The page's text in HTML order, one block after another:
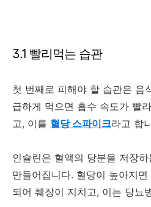
3.1 빨리먹는 습관
첫 번째로 피해야 할 습관은 음
급하게 먹으면 흡수 속도가 빨
고, 이를 혈당 스파이크라고 합
인슐린은 혈액의 당분을 저장
만들어집니다. 혈당이 높아지
되어 췌장이 지치고, 이는 당뇨